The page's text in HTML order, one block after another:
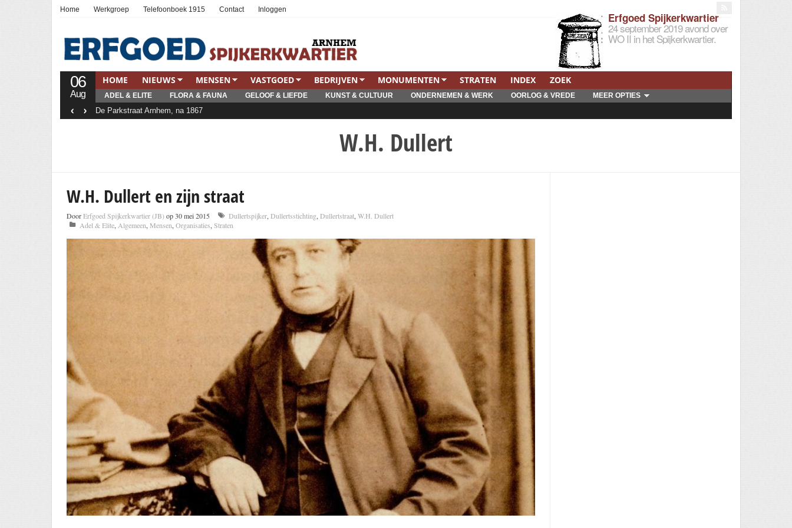
Home Werkgroep Telefoonboek 1915 Contact Inloggen
Erfgoed Spijkerkwartier
24 september 2019 avond over
WO II in het Spijkerkwartier.
06
Aug
HOME NIEUWS MENSEN VASTGOED BEDRIJVEN MONUMENTEN STRATEN INDEX ZOEK
ADEL & ELITE FLORA & FAUNA GELOOF & LIEFDE KUNST & CULTUUR ONDERNEMEN & WERK OORLOG & VREDE MEER OPTIES
De Parkstraat Arnhem, na 1867
‹ ›
W.H. Dullert
W.H. Dullert en zijn straat
DoorErfgoed Spijkerkwartier (JB)op 30 mei 2015 Dullertspijker, Dullertsstichting, Dullertstraat, W.H. Dullert
Adel & Elite, Algemeen, Mensen, Organisaties, Straten